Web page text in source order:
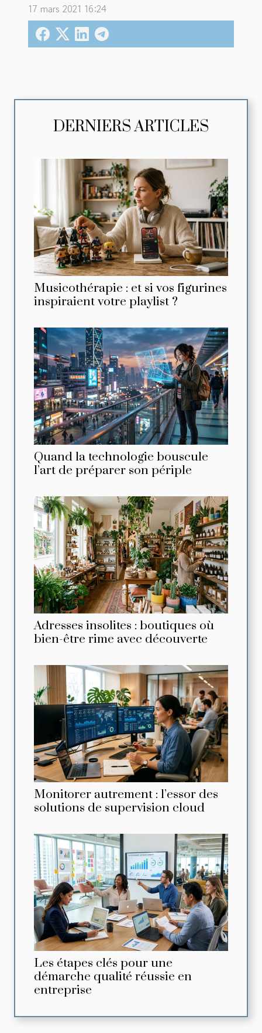
17 mars 2021 16:24
DERNIERS ARTICLES
Musicothérapie : et si vos figurines
inspiraient votre playlist ?
Quand la technologie bouscule
l’art de préparer son périple
Adresses insolites : boutiques où
bien-être rime avec découverte
Monitorer autrement : l’essor des
solutions de supervision cloud
Les étapes clés pour une
démarche qualité réussie en
entreprise